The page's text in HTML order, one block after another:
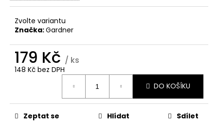
Zvolte variantu
Značka:Gardner
179 Kč / ks
148 Kč bez DPH
DO KOŠÍKU
Zeptat se Hlídat Sdílet
D
o
p
o
č
u